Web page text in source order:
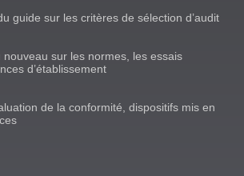
guide sur les critères de sélection d’audit
nouveau sur les normes, les essais
d’établissement
de la conformité, dispositifs mis en